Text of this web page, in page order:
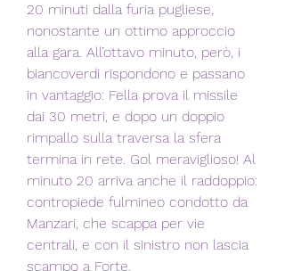
20 minuti dalla furia pugliese,
nonostante un ottimo approccio
alla gara. All’ottavo minuto, però, i
biancoverdi rispondono e passano
in vantaggio: Fella prova il missile
dai 30 metri, e dopo un doppio
rimpallo sulla traversa la sfera
termina in rete. Gol meraviglioso! Al
minuto 20 arriva anche il raddoppio:
contropiede fulmineo condotto da
Manzari, che scappa per vie
centrali, e con il sinistro non lascia
scampo a Forte.